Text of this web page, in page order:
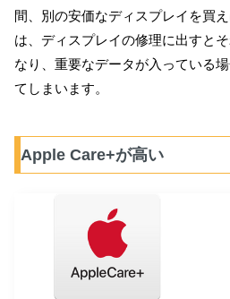
間、別の安価なディスプレイを買
は、ディスプレイの修理に出すと
なり、重要なデータが入っている
てしまいます。
Apple Care+が高い